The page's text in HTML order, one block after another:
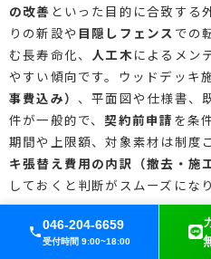
046-204-6659
受付時間 9:00~18:00
の改善 といった目的に合致する
りの新設や 目隠しフェンス での
む長寿命化、 人工木によるメン
やすい傾向です。ウッドデッキ
事費込み） 、平面図や仕様書、
件が一般的で、契約前申請 を条
期間や上限額、対象素材は制度
キ張替え費用の内訳（撤去・施
しておくと判断がスムーズになり
重要ポイント